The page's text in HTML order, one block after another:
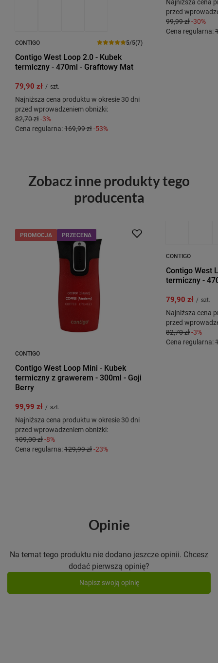
CONTIGO 5/5(7)
Contigo West Loop 2.0 - Kubek
termiczny - 470ml - Grafitowy Mat
79,90 zł / szt.
Najniższa cena produktu w okresie 30 dni
przed wprowadzeniem obniżki:
82,70 zł-3%
Cena regularna:169,99 zł-53%
przed
99,99 zł-30%
Cena regularna:
Zobacz inne produkty tego
producenta
PROMOCJA PRZECENA
CONTIGO
Contigo West Loop Mini - Kubek
termiczny z grawerem - 300ml - Goji
Berry
99,99 zł / szt.
Najniższa cena produktu w okresie 30 dni
przed wprowadzeniem obniżki:
109,00 zł-8%
Cena regularna:129,99 zł-23%
CONTIGO
Contigo West
termiczny -
79,90 zł / szt.
Najniższa cena
przed
82,70 zł-3%
Cena regularna:
Opinie
Na temat tego produktu nie dodano jeszcze opinii. Chcesz
dodać pierwszą opinię?
Napisz swoją opinię